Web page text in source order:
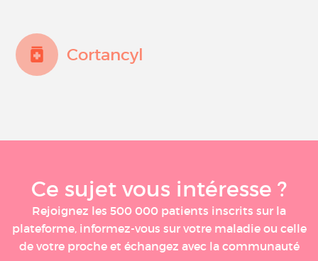
Cortancyl
Ce sujet vous intéresse ?
Rejoignez les 500 000 patients inscrits sur la
plateforme, informez-vous sur votre maladie ou celle
de votre proche et échangez avec la communauté